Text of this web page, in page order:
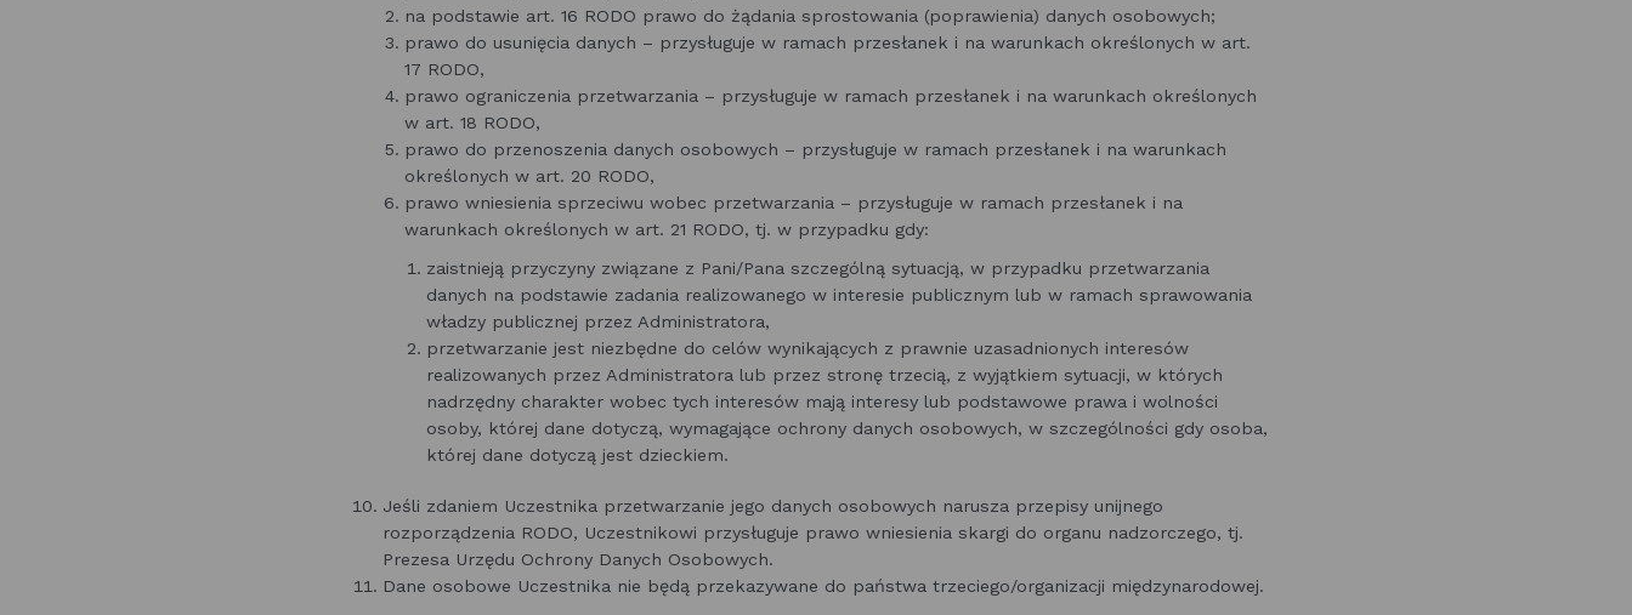
na podstawie art. 16 RODO prawo do żądania sprostowania (poprawienia) danych osobowych;
prawo do usunięcia danych – przysługuje w ramach przesłanek i na warunkach określonych w art.
17 RODO,
prawo ograniczenia przetwarzania – przysługuje w ramach przesłanek i na warunkach określonych
w art. 18 RODO,
prawo do przenoszenia danych osobowych – przysługuje w ramach przesłanek i na warunkach
określonych w art. 20 RODO,
prawo wniesienia sprzeciwu wobec przetwarzania – przysługuje w ramach przesłanek i na
warunkach określonych w art. 21 RODO, tj. w przypadku gdy:
zaistnieją przyczyny związane z Pani/Pana szczególną sytuacją, w przypadku przetwarzania
danych na podstawie zadania realizowanego w interesie publicznym lub w ramach sprawowania
władzy publicznej przez Administratora,
przetwarzanie jest niezbędne do celów wynikających z prawnie uzasadnionych interesów
realizowanych przez Administratora lub przez stronę trzecią, z wyjątkiem sytuacji, w których
nadrzędny charakter wobec tych interesów mają interesy lub podstawowe prawa i wolności
osoby, której dane dotyczą, wymagające ochrony danych osobowych, w szczególności gdy osoba,
której dane dotyczą jest dzieckiem.
Jeśli zdaniem Uczestnika przetwarzanie jego danych osobowych narusza przepisy unijnego
rozporządzenia RODO, Uczestnikowi przysługuje prawo wniesienia skargi do organu nadzorczego, tj.
Prezesa Urzędu Ochrony Danych Osobowych.
Dane osobowe Uczestnika nie będą przekazywane do państwa trzeciego/organizacji międzynarodowej.